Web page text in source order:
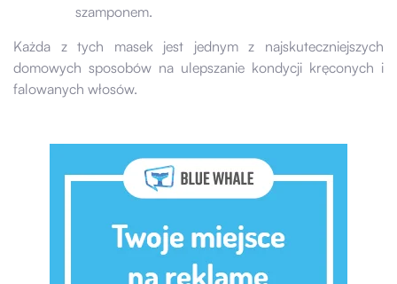
szamponem.
Każda z tych masek jest jednym z najskuteczniejszych
domowych sposobów na ulepszanie kondycji kręconych i
falowanych włosów.